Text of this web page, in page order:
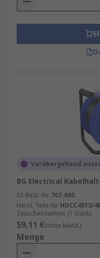
Vorübergehend
BG Electrical
RS Best.-Nr. 707-695
Herst. Teile-Nr. HDCC4013/
Zwischensumme (1 Stück)
59,11 €(ohne MwSt.)
Menge